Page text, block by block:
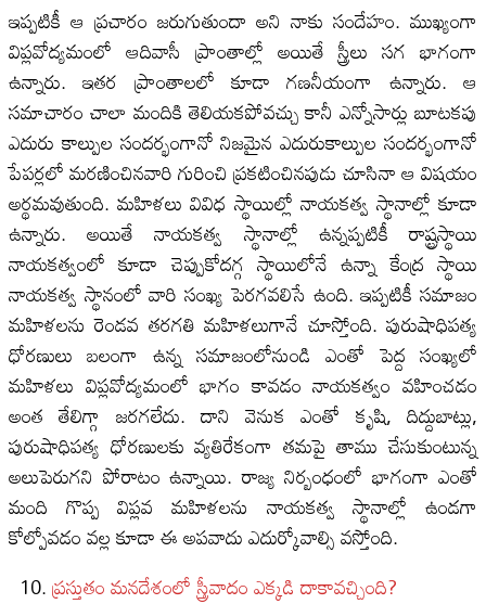
ఇప్పటికీ ఆ ప్రచారం జరుగుతుందా అని నాకు సందేహం. ముఖ్యంగా
విప్లవోద్యమంలో ఆదివాసీ ప్రాంతాల్లో అయితే స్త్రీలు సగ భాగంగా
ఉన్నారు. ఇతర ప్రాంతాలలో కూడా గణనీయంగా ఉన్నారు. ఆ
సమాచారం చాలా మందికి తెలియకపోవచ్చు కానీ ఎన్నోసార్లు బూటకపు
ఎదురు కాల్పుల సందర్భంగానో నిజమైన ఎదురుకాల్పుల సందర్భంగానో
పేపర్లలో మరణించినవారి గురించి ప్రకటించినపుడు చూసినా ఆ విషయం
అర్థమవుతుంది. మహిళలు వివిధ స్థాయిల్లో నాయకత్వ స్థానాల్లో కూడా
ఉన్నారు. అయితే నాయకత్వ స్థానాల్లో ఉన్నప్పటికీ రాష్ట్రస్థాయి
నాయకత్వంలో కూడా చెప్పుకోదగ్గ స్థాయిలోనే ఉన్నా కేంద్ర స్థాయి
నాయకత్వ స్థానంలో వారి సంఖ్య పెరగవలిసే ఉంది. ఇప్పటికీ సమాజం
మహిళలను రెండవ తరగతి మహిళలుగానే చూస్తోంది. పురుషాధిపత్య
ధోరణులు బలంగా ఉన్న సమాజంలోనుండి ఎంతో పెద్ద సంఖ్యలో
మహిళలు విప్లవోద్యమంలో భాగం కావడం నాయకత్వం వహించడం
అంత తేలిగ్గా జరగలేదు. దాని వెనుక ఎంతో కృషి, దిద్దుబాట్లు,
పురుషాధిపత్య ధోరణులకు వ్యతిరేకంగా తమపై తాము చేసుకుంటున్న
అలుపెరుగని పోరాటం ఉన్నాయి. రాజ్య నిర్బంధంలో భాగంగా ఎంతో
మంది గొప్ప విప్లవ మహిళలను నాయకత్వ స్థానాల్లో ఉండగా
కోల్పోవడం వల్ల కూడా ఈ అపవాదు ఎదుర్కోవాల్సి వస్తోంది.
ప్ర‌స్తుతం మ‌న‌దేశంలో స్త్రీవాదం ఎక్క‌డి దాకావ‌చ్చింది?